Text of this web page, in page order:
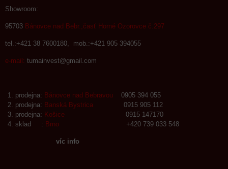
Showroom:
95703 Bánovce nad Bebr.,časť Horné Ozorovce č.297
tel.:+421 38 7600180, mob.:+421 905 394055
e-mail: tumainvest@gmail.com
prodejna: Bánovce nad Bebravou
0905 394 055
prodejna: Banská Bystrica
0915 905 112
prodejna: Košice
0915 147170
sklad : Brno +420 739 033 548
víc info